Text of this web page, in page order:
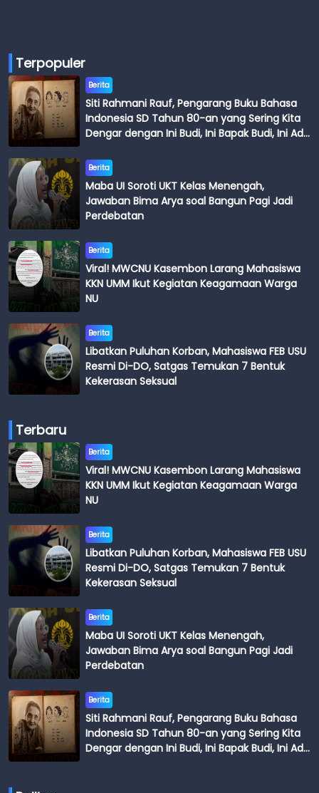
Terpopuler
Berita
Siti Rahmani Rauf, Pengarang Buku Bahasa
Indonesia SD Tahun 80-an yang Sering Kita
Dengar dengan Ini Budi, Ini Bapak Budi, Ini Adik
Berita
Maba UI Soroti UKT Kelas Menengah,
Jawaban Bima Arya soal Bangun Pagi Jadi
Perdebatan
Berita
Viral! MWCNU Kasembon Larang Mahasiswa
KKN UMM Ikut Kegiatan Keagamaan Warga
NU
Berita
Libatkan Puluhan Korban, Mahasiswa FEB USU
Resmi Di-DO, Satgas Temukan 7 Bentuk
Kekerasan Seksual
Terbaru
Berita
Viral! MWCNU Kasembon Larang Mahasiswa
KKN UMM Ikut Kegiatan Keagamaan Warga
NU
Berita
Libatkan Puluhan Korban, Mahasiswa FEB USU
Resmi Di-DO, Satgas Temukan 7 Bentuk
Kekerasan Seksual
Berita
Maba UI Soroti UKT Kelas Menengah,
Jawaban Bima Arya soal Bangun Pagi Jadi
Perdebatan
Berita
Siti Rahmani Rauf, Pengarang Buku Bahasa
Indonesia SD Tahun 80-an yang Sering Kita
Dengar dengan Ini Budi, Ini Bapak Budi, Ini Adik